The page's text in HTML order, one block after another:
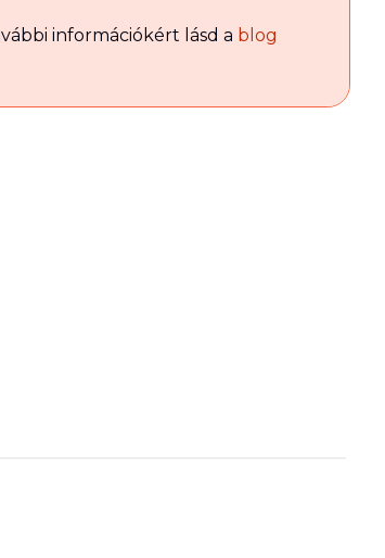
információkért lásd a blog